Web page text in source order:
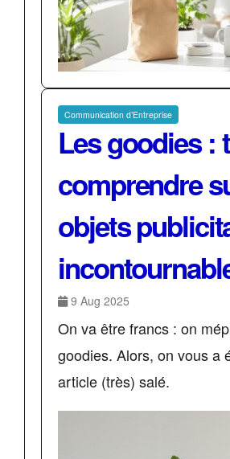
Communication d’Entreprise
Les goodies :
comprendre
objets
9 Aug 2025
On va être francs : on
goodies. Alors, on vous a
article (très) salé.